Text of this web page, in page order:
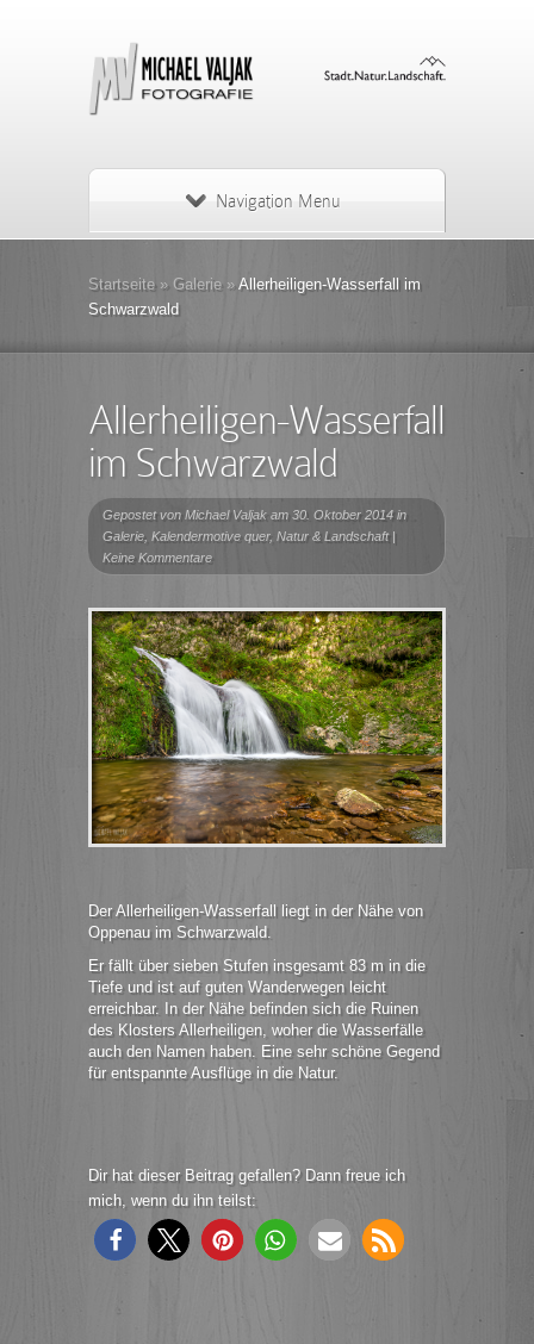
Navigation Menu
Startseite » Galerie » Allerheiligen-Wasserfall im
Schwarzwald
Allerheiligen-Wasserfall
im Schwarzwald
Gepostet von Michael Valjak am 30. Oktober 2014 in
Galerie Kalendermotive quer, Natur & Landschaft|
Keine Kommentare
Der Allerheiligen-Wasserfall liegt in der Nähe von
Oppenau im Schwarzwald.
Er fällt über sieben Stufen insgesamt 83 m in die
Tiefe und ist auf guten Wanderwegen leicht
erreichbar. In der Nähe befinden sich die Ruinen
des Klosters Allerheiligen, woher die Wasserfälle
auch den Namen haben. Eine sehr schöne Gegend
für entspannte Ausflüge in die Natur.
Dir hat dieser Beitrag gefallen? Dann freue ich
mich, wenn du ihn teilst: